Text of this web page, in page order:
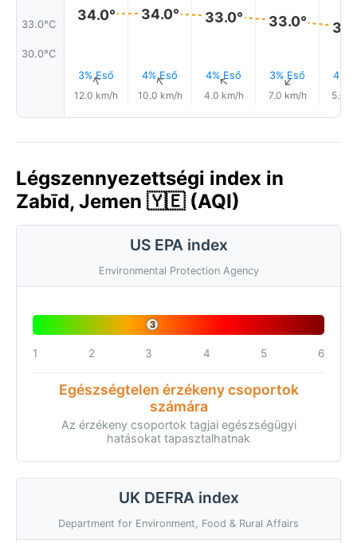
33.0°C
30.0°C
34.0°
3% Eső
↑
12.0 km/h
34.0°
4% Eső
↑
10.0 km/h
33.0°
4% Eső
↑
4.0 km/h
33.0°
3% Eső
↑
7.0 km/h
4%
5.0
Légszennyezettségi index in
Zabīd, Jemen 🇾🇪 (AQI)
US EPA index
Environmental Protection Agency
3
1 2 3 4 5 6
Egészségtelen érzékeny csoportok
számára
Az érzékeny csoportok tagjai egészségügyi
hatásokat tapasztalhatnak
UK DEFRA index
Department for Environment, Food & Rural Affairs